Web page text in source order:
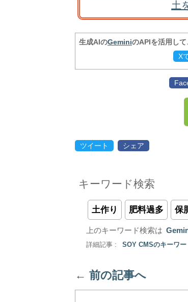
土
生成AIのGeminiのAPIを活用して
X
ツイート シェア
キーワード検索
土作り 肥料過多 保
上のキーワード検索は
詳細記事 : SOY CMSのキーワ
← 前の記事へ